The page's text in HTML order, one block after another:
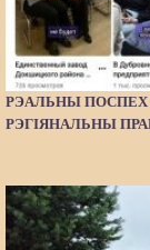
РЭАЛЬНЫ
РЭГІЯНАЛЬНЫ